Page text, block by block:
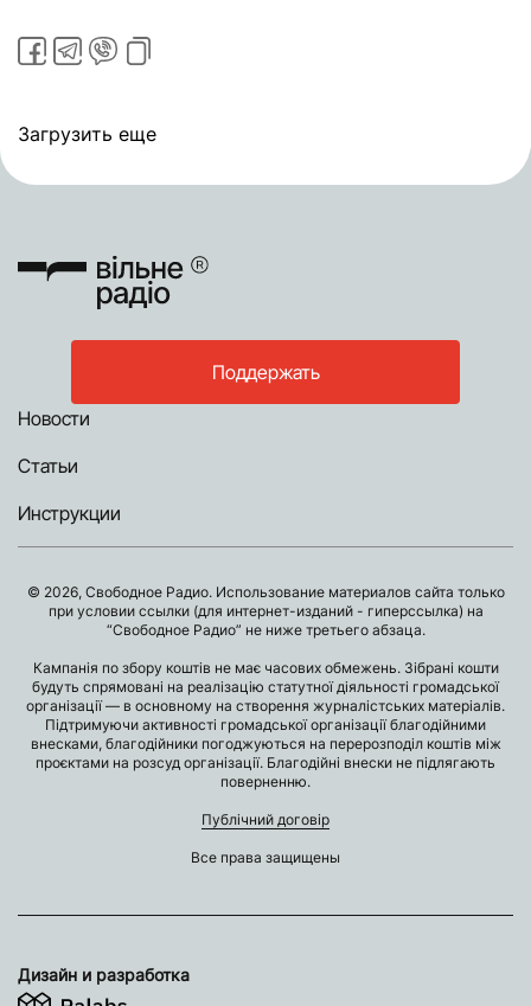
Загрузить еще
Поддержать
Новости
Статьи
Инструкции
© 2026, Свободное Радио. Использование материалов сайта только
при условии ссылки (для интернет-изданий - гиперссылка) на
“Свободное Радио” не ниже третьего абзаца.
Кампанія по збору коштів не має часових обмежень. Зібрані кошти
будуть спрямовані на реалізацію статутної діяльності громадської
організації — в основному на створення журналістських матеріалів.
Підтримуючи активності громадської організації благодійними
внесками, благодійники погоджуються на перерозподіл коштів між
проєктами на розсуд організації. Благодійні внески не підлягають
поверненню.
Публічний договір
Все права защищены
Дизайн и разработка